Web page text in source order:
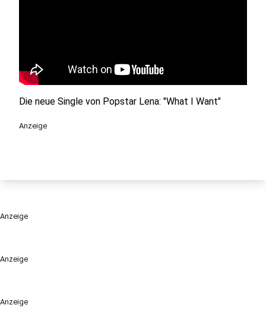
Anzeige
Anzeige
Die neue Single von Popstar Lena: "What I Want"
Anzeige
Anzeige